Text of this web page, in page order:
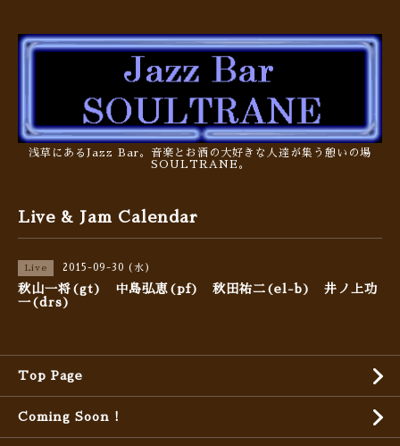
浅草にあるJazz Bar。音楽とお酒の大好きな人達が集う憩いの場
SOULTRANE。
Live & Jam Calendar
Live 2015-09-30 (水)
秋山一将(gt) 中島弘恵(pf) 秋田祐二(el-b) 井ノ上功
一(drs)
Top Page
Coming Soon !